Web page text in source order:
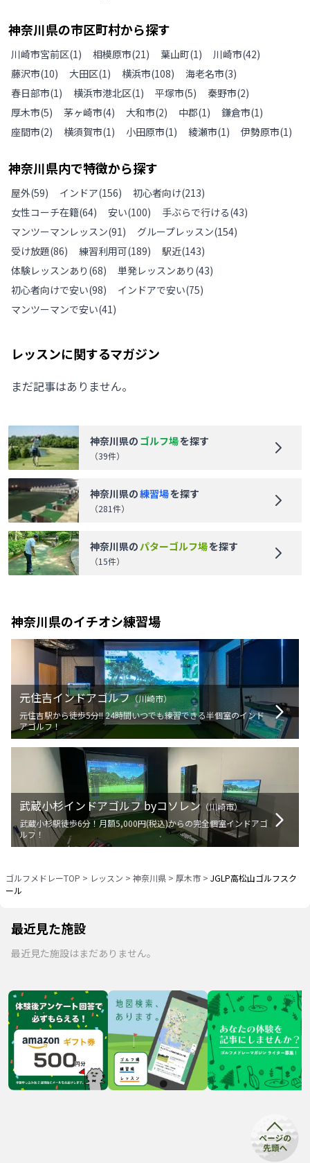
神奈川県の市区町村から探す
川崎市宮前区(1) 相模原市(21) 葉山町(1) 川崎市(42)
藤沢市(10) 大田区(1) 横浜市(108) 海老名市(3)
春日部市(1) 横浜市港北区(1) 平塚市(5) 秦野市(2)
厚木市(5) 茅ヶ崎市(4) 大和市(2) 中郡(1) 鎌倉市(1)
座間市(2) 横須賀市(1) 小田原市(1) 綾瀬市(1) 伊勢原市(1)
神奈川県内で特徴から探す
屋外(59) インドア(156) 初心者向け(213)
女性コーチ在籍(64) 安い(100) 手ぶらで行ける(43)
マンツーマンレッスン(91) グループレッスン(154)
受け放題(86) 練習利用可(189) 駅近(143)
体験レッスンあり (68) 単発レッスンあり (43)
初心者向けで安い(98) インドアで安い(75)
マンツーマンで安い(41)
レッスンに関するマガジン
まだ記事はありません。
神奈川県の ゴルフ場を探す
（39件）
神奈川県の練習場を探す
（281件）
神奈川県のパターゴルフ場を探す
（15件）
神奈川県のイチオシ練習場
元住吉インドアゴルフ（川崎市）
元住吉駅から徒歩5分!! 24時間いつでも練習できる半個室のインド
アゴルフ！
武蔵小杉インドアゴルフ byコソレン（川崎市）
武蔵小杉駅徒歩6分！月額5,000円(税込)からの完全個室インドアゴ
ルフ！
ゴルフメドレーTOP > レッスン > 神奈川県 > 厚木市 > JGLP高松山ゴルフスク
ール
最近見た施設
最近見た施設はまだありません。